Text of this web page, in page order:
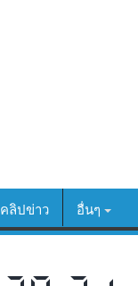
คลิปข่าว อื่นๆ